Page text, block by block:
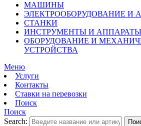
МАШИНЫ
ЭЛЕКТРООБОРУДОВАНИЕ И
СТАНКИ
ИНСТРУМЕНТЫ И АППАРАТЫ
ОБОРУДОВАНИЕ И
УСТРОЙСТВА
Меню
Услуги
Контакты
Ставки на перевозки
Поиск
Поиск
Search: